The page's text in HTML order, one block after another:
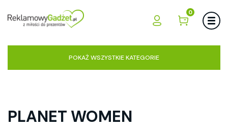
0
POKAŻ WSZYSTKIE KATEGORIE
PLANET WOMEN